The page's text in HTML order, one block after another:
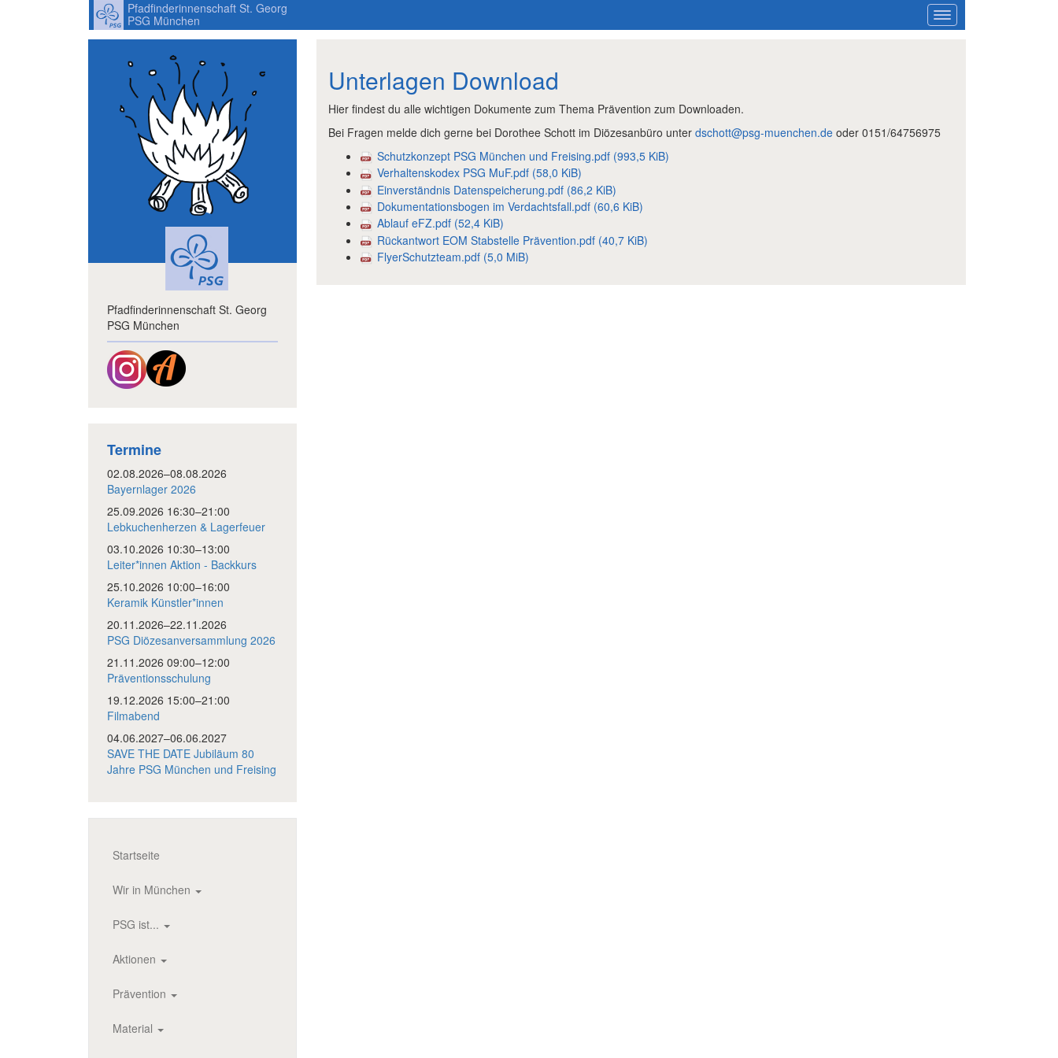
Pfadfinderinnenschaft St. Georg
PSG München
Unterlagen Download
Hier findest du alle wichtigen Dokumente zum Thema Prävention zum Downloaden.
Bei Fragen melde dich gerne bei Dorothee Schott im Diözesanbüro unter dschott@psg-muenchen.de oder 0151/64756975
Schutzkonzept PSG München und Freising.pdf (993,5 KiB)
Verhaltenskodex PSG MuF.pdf (58,0 KiB)
Einverständnis Datenspeicherung.pdf (86,2 KiB)
Dokumentationsbogen im Verdachtsfall.pdf (60,6 KiB)
Ablauf eFZ.pdf (52,4 KiB)
Rückantwort EOM Stabstelle Prävention.pdf (40,7 KiB)
FlyerSchutzteam.pdf (5,0 MiB)
Pfadfinderinnenschaft St. Georg
PSG München
Termine
02.08.2026–08.08.2026
Bayernlager 2026
25.09.2026 16:30–21:00
Lebkuchenherzen & Lagerfeuer
03.10.2026 10:30–13:00
Leiter*innen Aktion - Backkurs
25.10.2026 10:00–16:00
Keramik Künstler*innen
20.11.2026–22.11.2026
PSG Diözesanversammlung 2026
21.11.2026 09:00–12:00
Präventionsschulung
19.12.2026 15:00–21:00
Filmabend
04.06.2027–06.06.2027
SAVE THE DATE Jubiläum 80
Jahre PSG München und Freising
Startseite
Wir in München
PSG ist...
Aktionen
Prävention
Material